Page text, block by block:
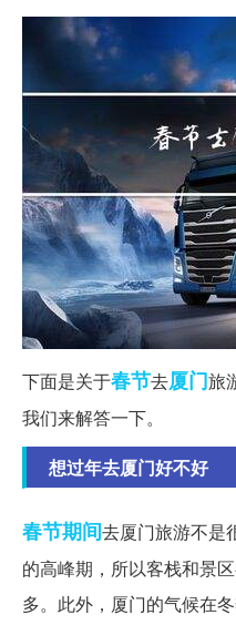
下面是关于春节去厦门旅
我们来解答一下。
想过年去厦门好不好
春节期间去厦门旅游不是
的高峰期，所以客栈和景
多。此外，厦门的气候在